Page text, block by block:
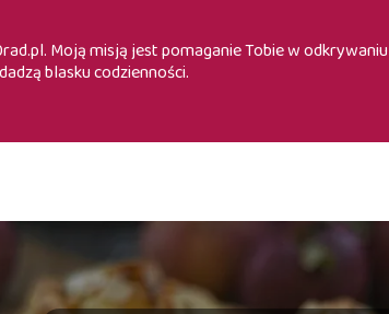
Moją misją jest pomaganie Tobie w odkrywaniu
blasku codzienności.